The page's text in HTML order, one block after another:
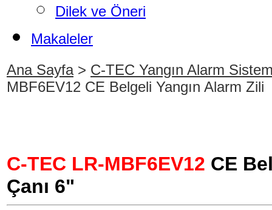
Dilek ve Öneri
Makaleler
Ana Sayfa> C-TEC Yangın Alarm
MBF6EV12 CE Belgeli Yangın Alarm Zili
C-TEC LR-MBF6EV12 CE
Çanı 6"